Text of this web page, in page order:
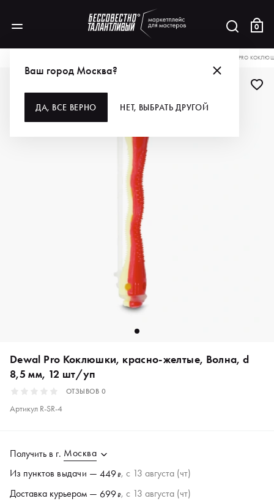
0
Ваш город Москва?
ДА, ВСЕ ВЕРНО НЕТ, ВЫБРАТЬ ДРУГОЙ
DEWAL PRO
Dewal Pro Коклюшки, красно-желтые, Волна, d
8,5 мм, 12 шт/уп
ОТЗЫВОВ 0
Артикул R-SR-4
Получить в г. Москва
Из пунктов выдачи — 449₽, c 13 августа (чт)
Доставка курьером — 699₽, c 13 августа (чт)